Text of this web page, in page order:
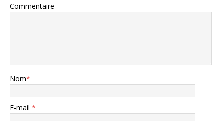
Commentaire
Nom*
E-mail *